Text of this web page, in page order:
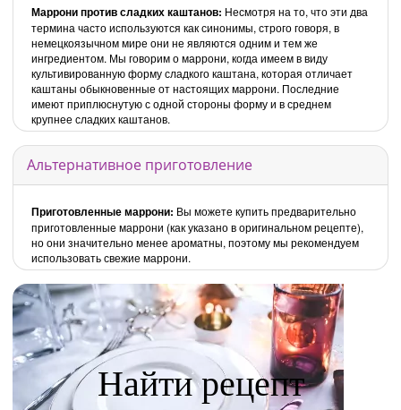
Маррони против сладких каштанов: Несмотря на то, что эти два
термина часто используются как синонимы, строго говоря, в
немецкоязычном мире они не являются одним и тем же
ингредиентом. Мы говорим о маррони, когда имеем в виду
культивированную форму сладкого каштана, которая отличает
каштаны обыкновенные от настоящих маррони. Последние
имеют приплюснутую с одной стороны форму и в среднем
крупнее сладких каштанов.
Альтернативное приготовление
Приготовленные маррони: Вы можете купить предварительно
приготовленные маррони (как указано в оригинальном рецепте),
но они значительно менее ароматны, поэтому мы рекомендуем
использовать свежие маррони.
Найти рецепт